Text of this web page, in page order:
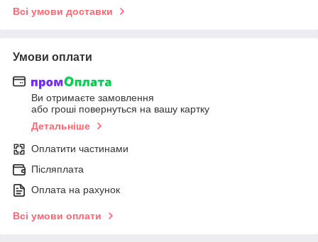
Всі умови доставки
Умови оплати
Ви отримаєте замовлення
або гроші повернуться на вашу картку
Детальніше
Оплатити частинами
Післяплата
Оплата на рахунок
Всі умови оплати